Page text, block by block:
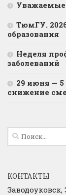
Уважаемые
ТюмГУ.
образования
Неделя
заболеваний
29 июня —
снижение
Найти:
КОНТАКТЫ
Заводоуковск,